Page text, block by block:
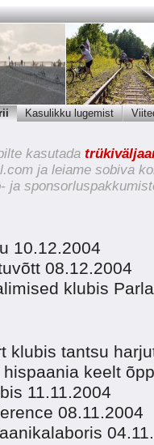
Kasulikku lugemist
kasutada
ja leiame sobiva
ja
10.12.2004
08.12.2004
klubis
klubis tantsu
keelt
11.11.2004
08.11.2004